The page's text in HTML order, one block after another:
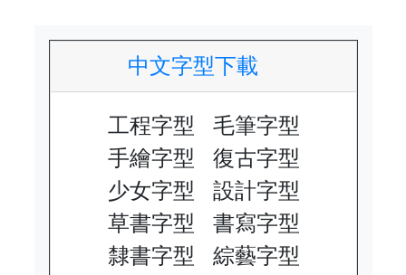
中文字型下載
工程字型
毛筆字型
手繪字型
復古字型
少女字型
設計字型
草書字型
書寫字型
隸書字型
綜藝字型